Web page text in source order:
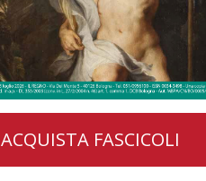
ACQUISTA FASCICOLI